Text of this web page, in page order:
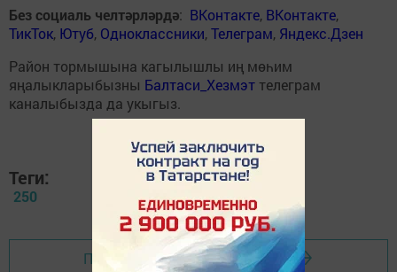
Без социаль челтәрләрдә: ВКонтакте, ВКонтакте,
ТикТок, Ютуб, Одноклассники,Телеграм, Яндекс.Дзен
Район тормышына кагылышлы иң мөһим
яңалыкларыбызны Балтаси_Хезмэт телеграм
каналыбызда да укыгыз.
Теги:
250
Перейти на страницу новости